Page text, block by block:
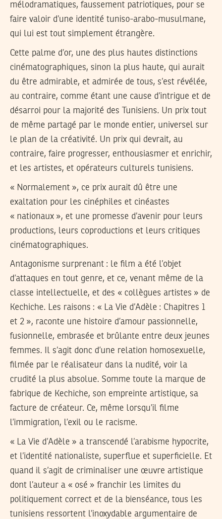
mélodramatiques, faussement patriotiques, pour se
faire valoir d’une identité tuniso-arabo-musulmane,
qui lui est tout simplement étrangère.
Cette palme d’or, une des plus hautes distinctions
cinématographiques, sinon la plus haute, qui aurait
du être admirable, et admirée de tous, s’est révélée,
au contraire, comme étant une cause d’intrigue et de
désarroi pour la majorité des Tunisiens. Un prix tout
de même partagé par le monde entier, universel sur
le plan de la créativité. Un prix qui devrait, au
contraire, faire progresser, enthousiasmer et enrichir,
et les artistes, et opérateurs culturels tunisiens.
« Normalement », ce prix aurait dû être une
exaltation pour les cinéphiles et cinéastes
« nationaux », et une promesse d’avenir pour leurs
productions, leurs coproductions et leurs critiques
cinématographiques.
Antagonisme surprenant : le film a été l’objet
d’attaques en tout genre, et ce, venant même de la
classe intellectuelle, et des « collègues artistes » de
Kechiche. Les raisons : « La Vie d’Adèle : Chapitres 1
et 2 », raconte une histoire d’amour passionnelle,
fusionnelle, embrasée et brûlante entre deux jeunes
femmes. Il s’agit donc d’une relation homosexuelle,
filmée par le réalisateur dans la nudité, voir la
crudité la plus absolue. Somme toute la marque de
fabrique de Kechiche, son empreinte artistique, sa
facture de créateur. Ce, même lorsqu’il filme
l’immigration, l’exil ou le racisme.
« La Vie d’Adèle » a transcendé l’arabisme hypocrite,
et l’identité nationaliste, superflue et superficielle. Et
quand il s’agit de criminaliser une œuvre artistique
dont l’auteur a « osé » franchir les limites du
politiquement correct et de la bienséance, tous les
tunisiens ressortent l’inoxydable argumentaire de